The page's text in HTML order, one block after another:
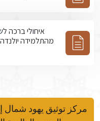
איחולי ברכה
מהתלמידה יולנדה
مركز توثيق يهود شمال